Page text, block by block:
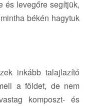
és levegőre segítjük,
békén hagytuk
inkább talajlazító
a földet, de nem
komposzt- és